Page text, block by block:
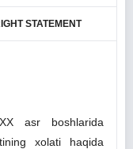
STATEMENT
asr boshlarida
xolati haqida